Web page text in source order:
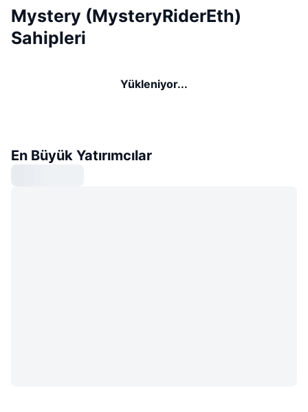
Mystery (MysteryRiderEth)
Sahipleri
Yükleniyor...
En Büyük Yatırımcılar